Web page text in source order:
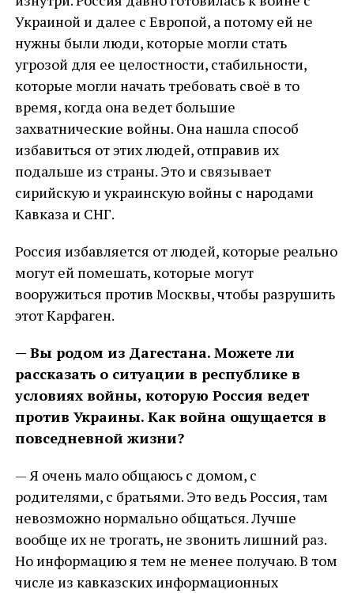
Украиной и далее с Европой, а потому ей не
нужны были люди, которые могли стать
угрозой для ее целостности, стабильности,
которые могли начать требовать своё в то
время, когда она ведет большие
захватнические войны. Она нашла способ
избавиться от этих людей, отправив их
подальше из страны. Это и связывает
сирийскую и украинскую войны с народами
Кавказа и СНГ.
Россия избавляется от людей, которые реально
могут ей помешать, которые могут
вооружиться против Москвы, чтобы разрушить
этот Карфаген.
— Вы родом из Дагестана. Можете ли
рассказать о ситуации в республике в
условиях войны, которую Россия ведет
против Украины. Как война ощущается в
повседневной жизни?
— Я очень мало общаюсь с домом, с
родителями, с братьями. Это ведь Россия, там
невозможно нормально общаться. Лучше
вообще их не трогать, не звонить лишний раз.
Но информацию я тем не менее получаю. В том
числе из кавказских информационных